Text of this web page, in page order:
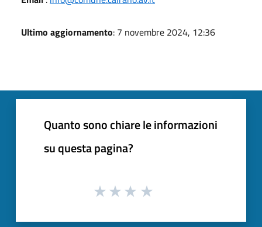
Ultimo aggiornamento: 7 novembre 2024, 12:36
Quanto sono chiare le informazioni
su questa pagina?